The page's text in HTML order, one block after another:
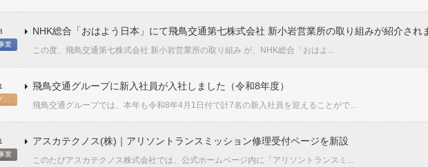
業
NHK総合「おはよう日本」にて飛鳥交通第七株式会社 新小岩営業所の取り組みが紹介され
この度、飛鳥交通第七株式会社 新小岩営業所の取り組み が、NHK総合「おはよ...
飛鳥交通グループ
飛鳥交通グループに新入社員が入社しました（令和8年度）
飛鳥交通グループでは、本年も令和8年4月1日付で計7名の新入社員を迎えることがで...
業
アスカテクノス(株)｜アリソントランスミッション修理受付ページを新設
このたびアスカテクノス株式会社では、公式ホームページ内に「アリソントランスミ...